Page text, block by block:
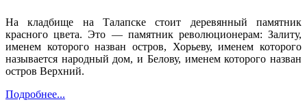
На кладбище на Талапске стоит деревянный памятник
красного цвета. Это — памятник революционерам: Залиту,
именем которого назван остров, Хорьеву, име­нем которого
называется народный дом, и Белову, именем которого назван
остров Верхний.
Подробнее...